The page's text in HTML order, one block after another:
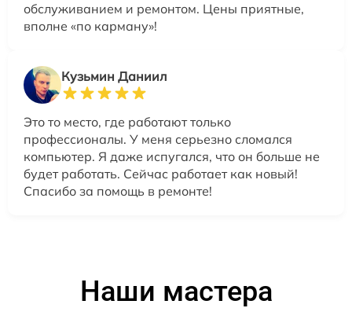
обслуживанием и ремонтом. Цены приятные,
вполне «по карману»!
Кузьмин Даниил
Это то место, где работают только
профессионалы. У меня серьезно сломался
компьютер. Я даже испугался, что он больше не
будет работать. Сейчас работает как новый!
Спасибо за помощь в ремонте!
Наши мастера